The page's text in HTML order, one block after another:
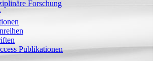
Forschung
Publikationen